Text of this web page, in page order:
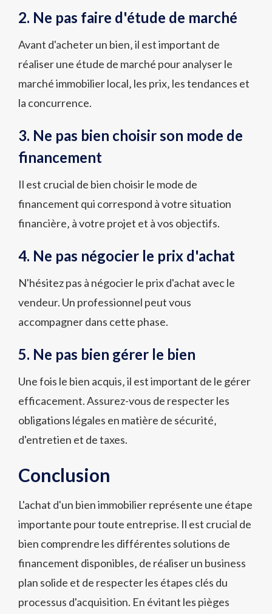
2. Ne pas faire d'étude de marché
Avant d'acheter un bien‚ il est important de
réaliser une étude de marché pour analyser le
marché immobilier local‚ les prix‚ les tendances et
la concurrence.
3. Ne pas bien choisir son mode de
financement
Il est crucial de bien choisir le mode de
financement qui correspond à votre situation
financière‚ à votre projet et à vos objectifs.
4. Ne pas négocier le prix d'achat
N'hésitez pas à négocier le prix d'achat avec le
vendeur. Un professionnel peut vous
accompagner dans cette phase.
5. Ne pas bien gérer le bien
Une fois le bien acquis‚ il est important de le gérer
efficacement. Assurez-vous de respecter les
obligations légales en matière de sécurité‚
d'entretien et de taxes.
Conclusion
L'achat d'un bien immobilier représente une étape
importante pour toute entreprise. Il est crucial de
bien comprendre les différentes solutions de
financement disponibles‚ de réaliser un business
plan solide et de respecter les étapes clés du
processus d'acquisition. En évitant les pièges